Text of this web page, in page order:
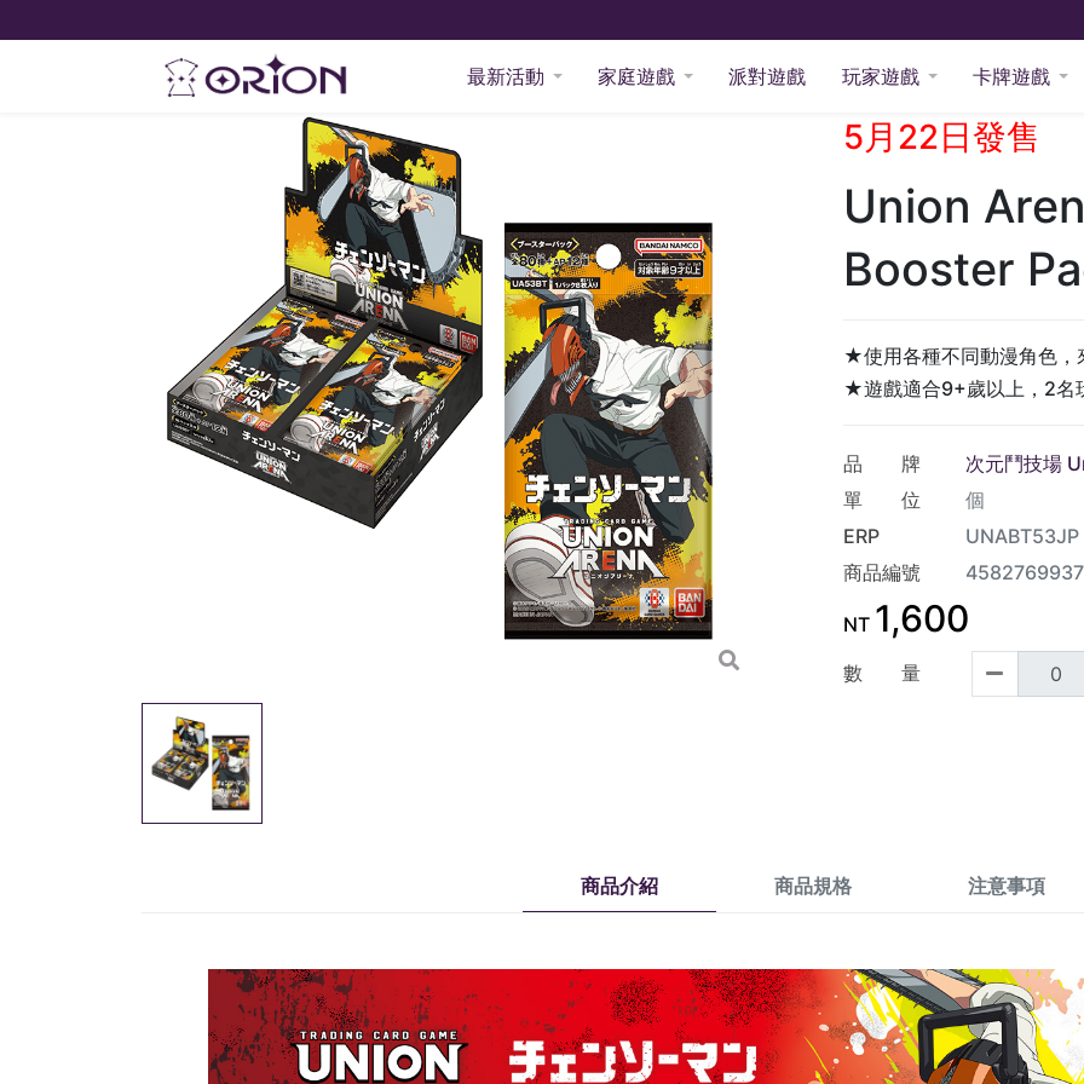
最新活動 家庭遊戲 派對遊戲 玩家遊戲 卡牌遊戲
5月22日發售
Union
Booster
★使用各種不同動漫角色，
★遊戲適合9+歲以上，2名
品 牌
次元鬥技場
單 位
個
ERP
UNABT53JP
商品編號
NT 1,600
數 量
商品介紹 商品規格 注意事項